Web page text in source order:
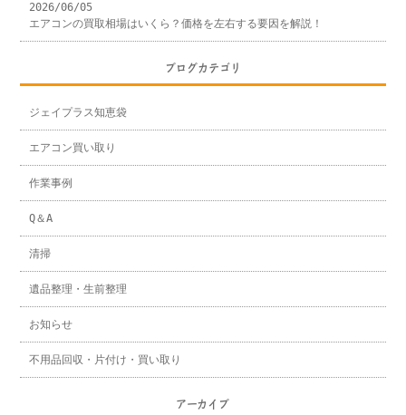
2026/06/05
エアコンの買取相場はいくら？価格を左右する要因を解説！
ブログカテゴリ
ジェイプラス知恵袋
エアコン買い取り
作業事例
Q＆A
清掃
遺品整理・生前整理
お知らせ
不用品回収・片付け・買い取り
アーカイブ